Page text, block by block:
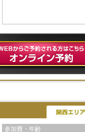
参加費・年齢